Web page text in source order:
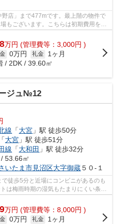
店」まで477mです。最上階の物件で
もございます。こちらは初期費用をカ
さ...
万円 (管理費等：3,000円 )
0万円 礼金
1ヶ月
/ 2DK / 39.60㎡
ジュ№12
線 「大宮 」駅 徒歩50分
「大宮 」駅 徒歩51分
線 「大和田 」駅 徒歩32分
53.66㎡
いたま市見沼区大字御蔵５０-１
徒歩5分と近場にコンビニがあるのも
は梅雨時期の湿気もたまりにくい条件
...
万円 (管理費等：8,000円 )
0万円 礼金
1ヶ月